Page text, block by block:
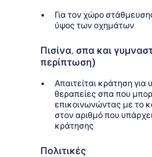
Για τον χώρο
ύψος των οχημάτων
Πισίνα, σπα και
περίπτωση)
Απαιτείται κράτηση
θεραπείες σπα που
επικοινωνώντας με το
στον αριθμό που
κράτησης
Πολιτικές